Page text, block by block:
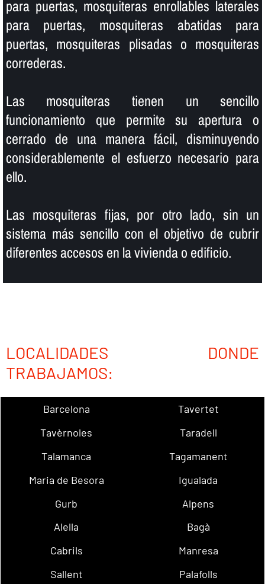
para puertas, mosquiteras enrollables laterales
para puertas, mosquiteras abatidas para
puertas, mosquiteras plisadas o mosquiteras
correderas.
Las mosquiteras tienen un sencillo
funcionamiento que permite su apertura o
cerrado de una manera fácil, disminuyendo
considerablemente el esfuerzo necesario para
ello.
Las mosquiteras fijas, por otro lado, sin un
sistema más sencillo con el objetivo de cubrir
diferentes accesos en la vivienda o edificio.
LOCALIDADES DONDE
TRABAJAMOS:
Barcelona
Tavertet
Tavèrnoles
Taradell
Talamanca
Tagamanent
Maria de Besora
Igualada
Gurb
Alpens
Alella
Bagà
Cabrils
Manresa
Sallent
Palafolls